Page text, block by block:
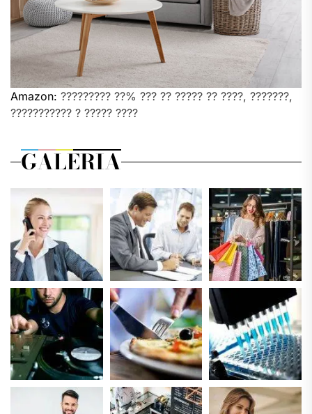
Amazon: ????????? ??% ??? ?? ????? ?? ????, ???????,
??????????? ? ????? ????
GALERIA